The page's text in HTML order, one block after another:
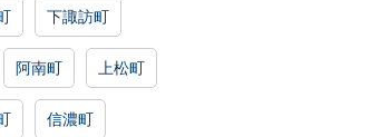
下諏訪町
阿南町 上松町
信濃町